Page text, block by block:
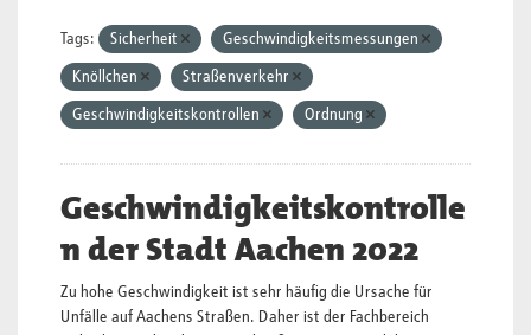
Tags: Sicherheit Geschwindigkeitsmessungen
Knöllchen Straßenverkehr
Geschwindigkeitskontrollen Ordnung
Geschwindigkeitskontrolle
n der Stadt Aachen 2022
Zu hohe Geschwindigkeit ist sehr häufig die Ursache für
Unfälle auf Aachens Straßen. Daher ist der Fachbereich